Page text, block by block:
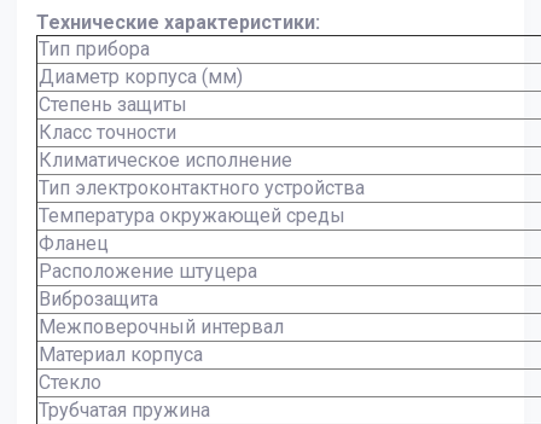
Технические характеристики:
Тип прибора
Диаметр корпуса (мм)
Степень защиты
Класс точности
Климатическое исполнение
Тип электроконтактного устройства
Температура окружающей среды
Фланец
Расположение штуцера
Виброзащита
Межповерочный интервал
Материал корпуса
Стекло
Трубчатая пружина